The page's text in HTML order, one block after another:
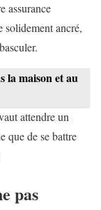
assurance
ancré,
la maison et au
attendre un
que de se battre
pas